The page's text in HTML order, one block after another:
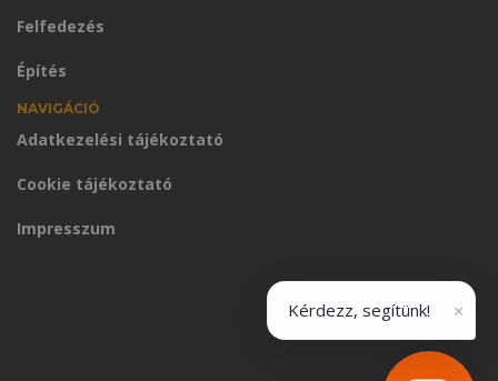
Felfedezés
Építés
NAVIGÁCIÓ
Adatkezelési tájékoztató
Cookie tájékoztató
Impresszum
Kérdezz, segítünk! ×